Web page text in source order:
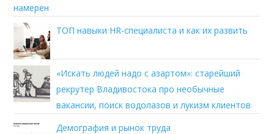
намерен
ТОП навыки HR-специалиста и как их развить
«Искать людей надо с азартом»: старейший
рекрутер Владивостока про необычные
вакансии, поиск водолазов и лукизм клиентов
Демография и рынок труда